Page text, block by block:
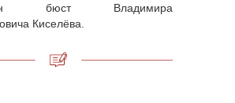
бюст Владимира
Киселёва.